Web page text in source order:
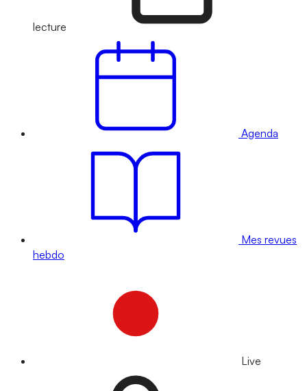
lecture
Agenda
Mes revues
hebdo
Live